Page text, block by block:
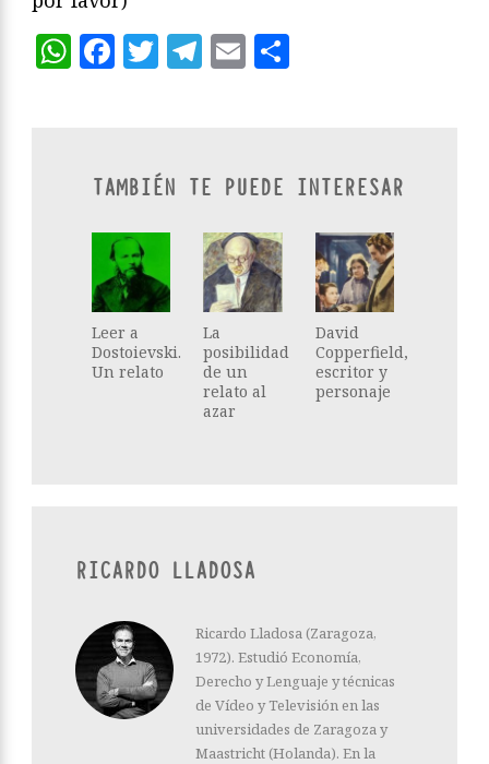
WhatsApp
Facebook
Twitter
Telegram
Email
TAMBIÉN TE PUEDE INTERESAR
Leer a
Dostoievski.
Un relato
La
posibilidad
de un
relato al
azar
David
Copperfield,
escritor y
personaje
RICARDO LLADOSA
Ricardo Lladosa (Zaragoza,
1972). Estudió Economía,
Derecho y Lenguaje y técnicas
de Vídeo y Televisión en las
universidades de Zaragoza y
Maastricht (Holanda). En la